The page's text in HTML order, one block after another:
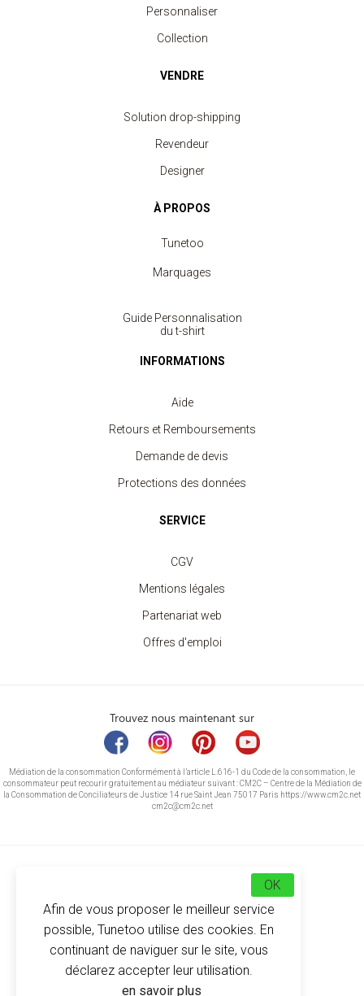
Personnaliser
Collection
VENDRE
Solution drop-shipping
Revendeur
Designer
À PROPOS
Tunetoo
Marquages
Guide Personnalisation
du t-shirt
INFORMATIONS
Aide
Retours et Remboursements
Demande de devis
Protections des données
SERVICE
CGV
Mentions légales
Partenariat web
Offres d'emploi
Trouvez nous maintenant sur
Médiation de la consommation Conformément à l’article L.616-1 du Code de la consommation, le
consommateur peut recourir gratuitement au médiateur suivant : CM2C – Centre de la Médiation de
la Consommation de Conciliateurs de Justice 14 rue Saint Jean 75017 Paris https://www.cm2c.net
cm2c@cm2c.net
© Copyright 2026 -Tunetoo
Afin de vous proposer le meilleur service
possible, Tunetoo utilise des cookies. En
continuant de naviguer sur le site, vous
déclarez accepter leur utilisation.
en savoir plus
OK